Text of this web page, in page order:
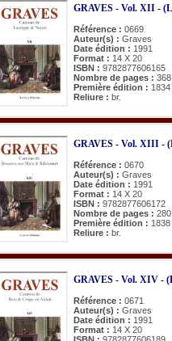
GRAVES - Vol. XII -
Référence : 0669
Auteur(s) : Graves
Date édition : 1991
Format : 14 X 20
ISBN : 9782877606165
Nombre de pages : 368
Première édition : 1834
Reliure : br.
GRAVES - Vol. XIII -
Référence : 0670
Auteur(s) : Graves
Date édition : 1991
Format : 14 X 20
ISBN : 9782877606172
Nombre de pages : 280
Première édition : 1838
Reliure : br.
GRAVES - Vol. XIV -
Référence : 0671
Auteur(s) : Graves
Date édition : 1991
Format : 14 X 20